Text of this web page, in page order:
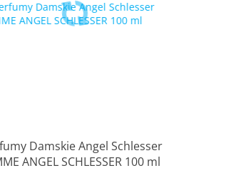
Damskie Angel Schlesser
ANGEL SCHLESSER 100 ml